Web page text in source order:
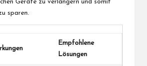
Geräte zu verlängern und somit
sparen.
Empfohlene
Lösungen